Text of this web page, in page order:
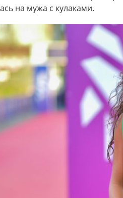
на мужа с кулаками.